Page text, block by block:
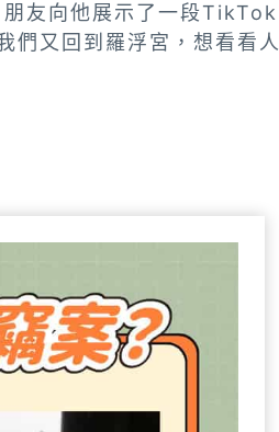
友向他展示了一段TikTok
們又回到羅浮宮，想看看人